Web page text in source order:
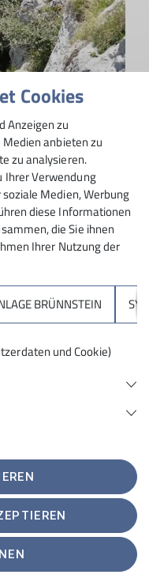
Datenschutz-Einstellungen
Erklärung zur Barrierefreiheit
Cookies
Anzeigen zu
anbieten zu
zu analysieren.
Verwendung
Medien, Werbung
diese Informationen
die Sie ihnen
Ihrer Nutzung der
BRÜNNSTEIN
und Cookie)